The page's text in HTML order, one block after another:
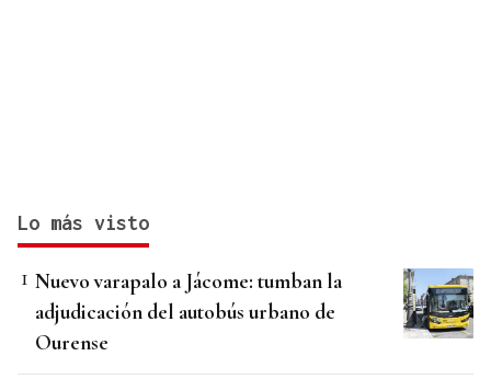
Lo más visto
Nuevo varapalo a Jácome: tumban la
adjudicación del autobús urbano de
Ourense